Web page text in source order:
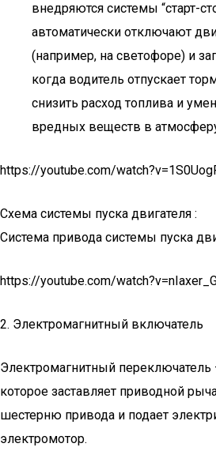
внедряются системы “старт-
автоматически отключают
(например, на светофоре) и
когда водитель отпускает
снизить расход топлива и
вредных веществ в
https://youtube.com/
Схема системы пуска двигателя :
Система привода системы пуска
https://youtube.com/
2. Электромагнитный включатель
Электромагнитный переключатель
которое заставляет приводной
шестерню привода и подает
электромотор.